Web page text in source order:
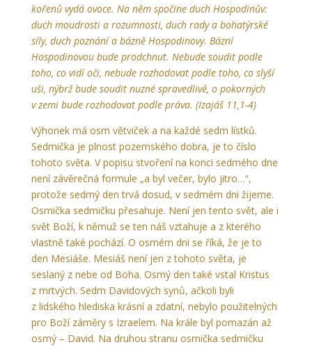
kořenů vydá ovoce. Na něm spočine duch Hospodinův:
duch moudrosti a rozumnosti, duch rady a bohatýrské
síly, duch poznání a bázně Hospodinovy. Bázní
Hospodinovou bude prodchnut. Nebude soudit podle
toho, co vidí oči, nebude rozhodovat podle toho, co slyší
uši, nýbrž bude soudit nuzné spravedlivě, o pokorných
v zemi bude rozhodovat podle práva. (Izajáš 11,1-4)
Výhonek má osm větviček a na každé sedm lístků.
Sedmička je plnost pozemského dobra, je to číslo
tohoto světa. V popisu stvoření na konci sedmého dne
není závěrečná formule „a byl večer, bylo jitro…“,
protože sedmý den trvá dosud, v sedmém dni žijeme.
Osmička sedmičku přesahuje. Není jen tento svět, ale i
svět Boží, k němuž se ten náš vztahuje a z kterého
vlastně také pochází. O osmém dni se říká, že je to
den Mesiáše. Mesiáš není jen z tohoto světa, je
seslaný z nebe od Boha. Osmý den také vstal Kristus
z mrtvých. Sedm Davidových synů, ačkoli byli
z lidského hlediska krásní a zdatní, nebylo použitelných
pro Boží záměry s Izraelem. Na krále byl pomazán až
osmý – David. Na druhou stranu osmička sedmičku